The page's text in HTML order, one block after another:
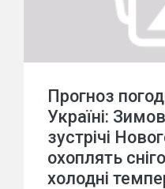
Прогноз
Україні:
зустрічі
охоплять
холодні